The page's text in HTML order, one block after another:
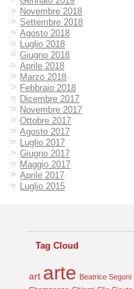
Novembre 2018
Settembre 2018
Agosto 2018
Luglio 2018
Giugno 2018
Aprile 2018
Marzo 2018
Febbraio 2018
Dicembre 2017
Novembre 2017
Ottobre 2017
Agosto 2017
Luglio 2017
Giugno 2017
Maggio 2017
Aprile 2017
Luglio 2015
Tag Cloud
art arte Beatrice Segoni